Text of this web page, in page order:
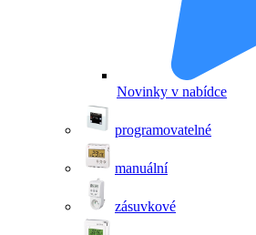
Novinky v nabídce
programovatelné
manuální
zásuvkové